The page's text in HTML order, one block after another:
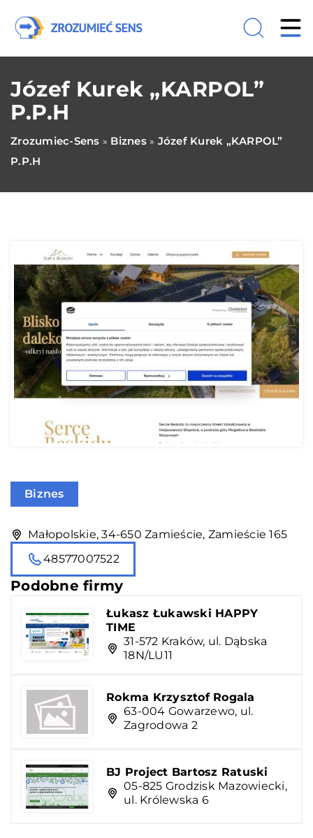
Józef Kurek „KARPOL”
P.P.H
Zrozumiec-Sens » Biznes» Józef Kurek „KARPOL”
P.P.H
Biznes
Małopolskie, 34-650 Zamieście, Zamieście 165
48577007522
Podobne firmy
Łukasz Łukawski HAPPY
TIME
31-572 Kraków, ul. Dąbska
18N/LU11
Rokma Krzysztof Rogala
63-004 Gowarzewo, ul.
Zagrodowa 2
BJ Project Bartosz Ratuski
05-825 Grodzisk Mazowiecki,
ul. Królewska 6